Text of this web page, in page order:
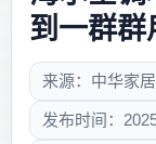
到一群群
来源：中华家
发布时间：